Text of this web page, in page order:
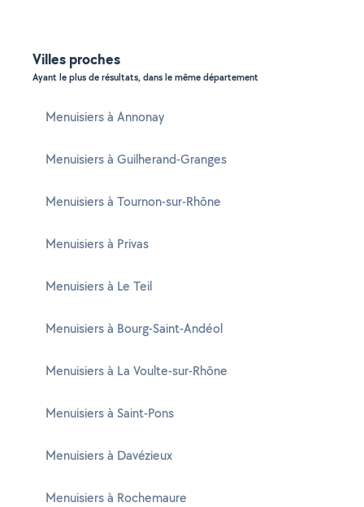
Villes proches
Ayant le plus de résultats, dans le même département
Menuisiers à Annonay
Menuisiers à Guilherand-Granges
Menuisiers à Tournon-sur-Rhône
Menuisiers à Privas
Menuisiers à Le Teil
Menuisiers à Bourg-Saint-Andéol
Menuisiers à La Voulte-sur-Rhône
Menuisiers à Saint-Pons
Menuisiers à Davézieux
Menuisiers à Rochemaure